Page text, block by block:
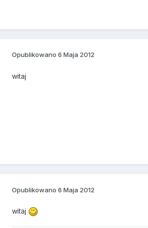
Opublikowano6 Maja 2012
witaj
Opublikowano6 Maja 2012
witaj